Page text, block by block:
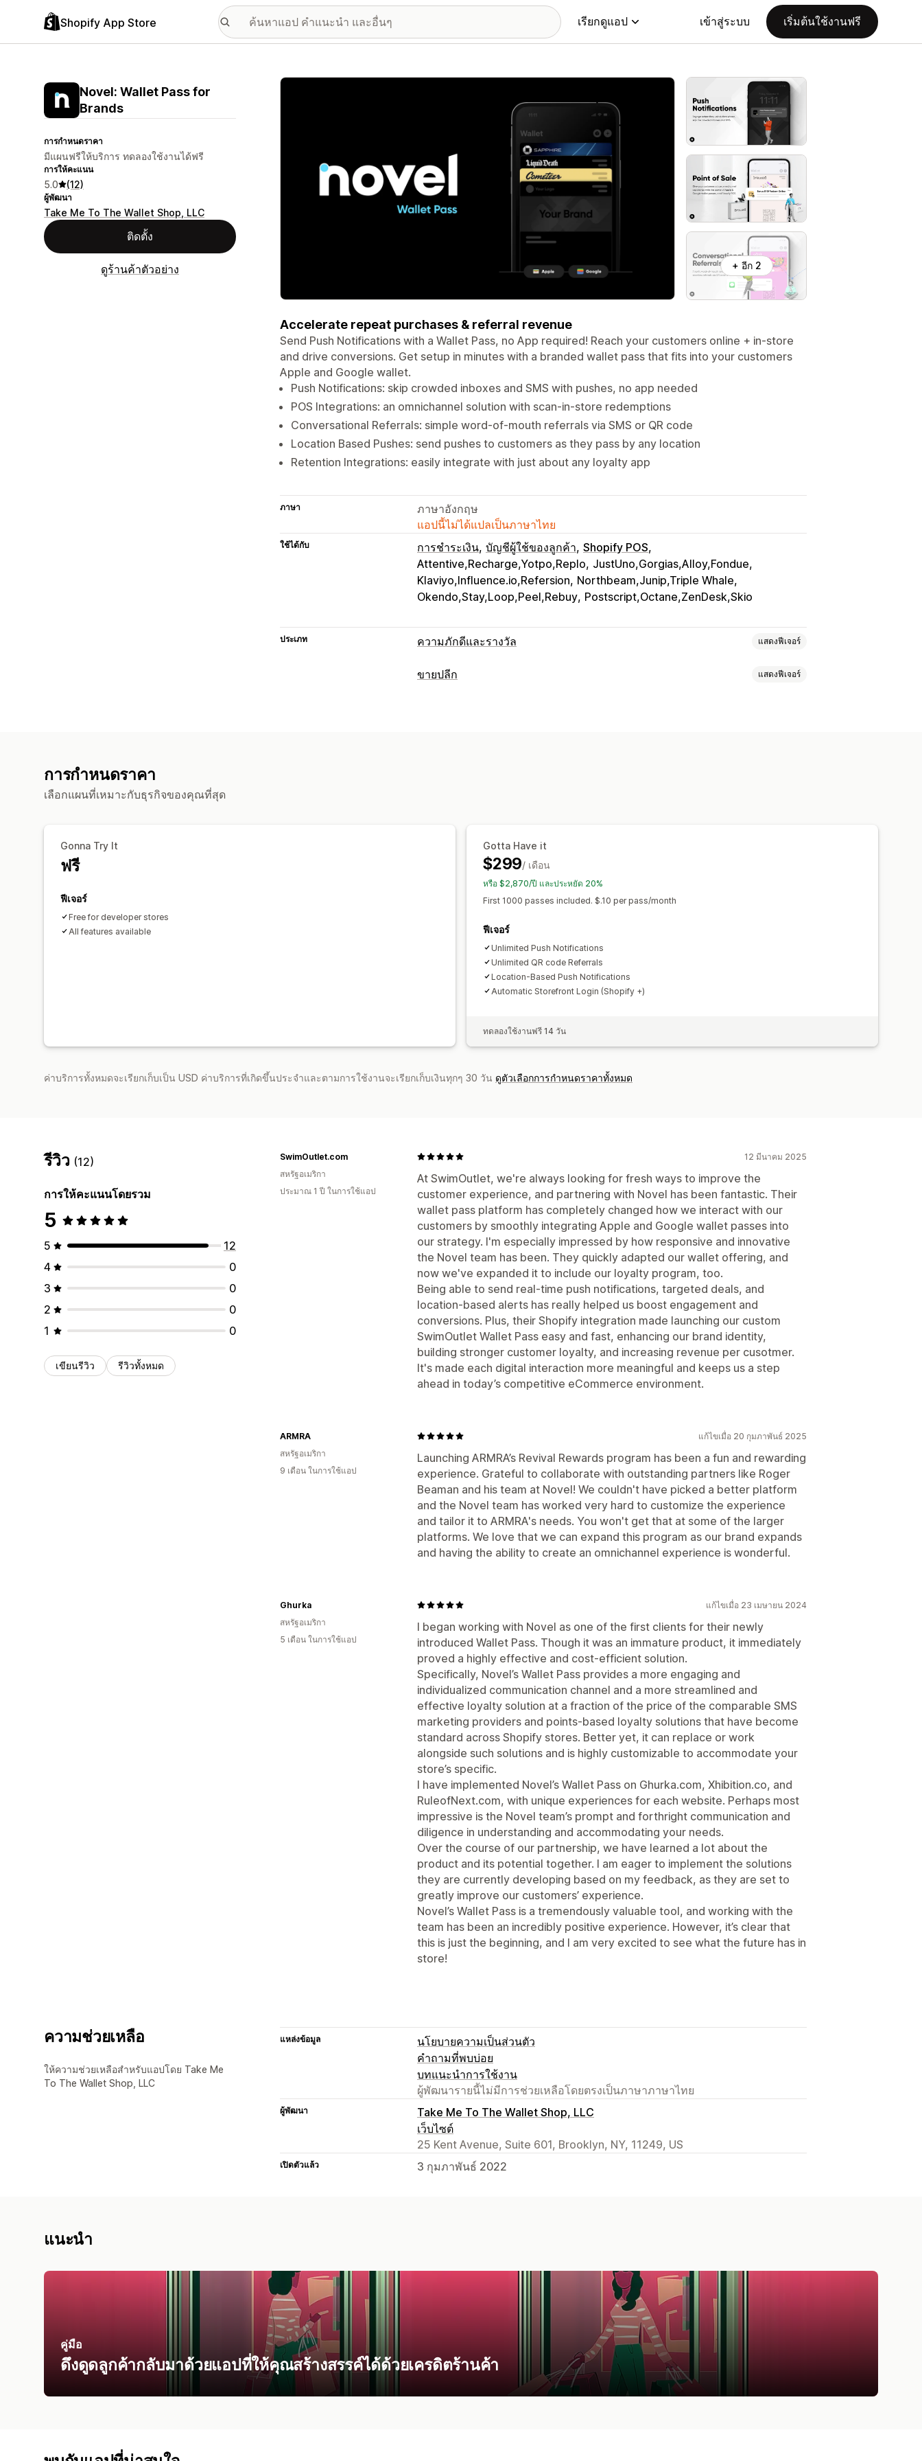
Shopify App Store เรียกดูแอป เข้าสู่ระบบ เริ่มต้นใช้งานฟรี
Novel: Wallet Pass for
Brands
การกำหนดราคา
มีแผนฟรีให้บริการ ทดลองใช้งานได้ฟรี
การให้คะแนน
5.0 (12)
ผู้พัฒนา
Take Me To The Wallet Shop, LLC
ติดตั้ง
ดูร้านค้าตัวอย่าง
แกลเลอรีรูปภาพที่แสดง
+ อีก 2
Accelerate repeat purchases & referral revenue
Send Push Notifications with a Wallet Pass, no App required! Reach your customers online + in-store
and drive conversions. Get setup in minutes with a branded wallet pass that fits into your customers
Apple and Google wallet.
Push Notifications: skip crowded inboxes and SMS with pushes, no app needed
POS Integrations: an omnichannel solution with scan-in-store redemptions
Conversational Referrals: simple word-of-mouth referrals via SMS or QR code
Location Based Pushes: send pushes to customers as they pass by any location
Retention Integrations: easily integrate with just about any loyalty app
ภาษา
ภาษาอังกฤษ
แอปนี้ไม่ได้แปลเป็นภาษาไทย
ใช้ได้กับ การชำระเงิน บัญชีผู้ใช้ของลูกค้า Shopify POS
Attentive,Recharge,Yotpo,Replo JustUno,Gorgias,Alloy,Fondue
Klaviyo,Influence.io,Refersion Northbeam,Junip,Triple Whale
Okendo,Stay,Loop,Peel,Rebuy Postscript,Octane,ZenDesk,Skio
ประเภท ความภักดีและรางวัล แสดงฟีเจอร์
ประเภทโปรแกรม
สิทธิ์การใช้งานพิเศษสำหรับสมาชิก
ขายปลีก แสดงฟีเจอร์
ค่าคอมมิชชันการขาย
การกำหนดราคา
เลือกแผนที่เหมาะกับธุรกิจของคุณที่สุด
Gonna Try It
ฟรี
ฟีเจอร์
Free for developer stores
All features available
Gotta Have it
$299/ เดือน
หรือ $2,870/ปี และประหยัด 20%
First 1000 passes included. $.10 per pass/month
ฟีเจอร์
Unlimited Push Notifications
Unlimited QR code Referrals
Location-Based Push Notifications
Automatic Storefront Login (Shopify +)
ทดลองใช้งานฟรี 14 วัน
ค่าบริการทั้งหมดจะเรียกเก็บเป็น USD ค่าบริการที่เกิดขึ้นประจำและตามการใช้งานจะเรียกเก็บเงินทุกๆ 30 วัน ดูตัวเลือกการกำหนดราคาทั้งหมด
รีวิว (12)
การให้คะแนนโดยรวม
5
5
12
4
0
3
0
2
0
1
0
เขียนรีวิว รีวิวทั้งหมด
12 มีนาคม 2025
At SwimOutlet, we're always looking for fresh ways to improve the
customer experience, and partnering with Novel has been fantastic. Their
wallet pass platform has completely changed how we interact with our
customers by smoothly integrating Apple and Google wallet passes into
our strategy. I'm especially impressed by how responsive and innovative
the Novel team has been. They quickly adapted our wallet offering, and
now we've expanded it to include our loyalty program, too.
Being able to send real-time push notifications, targeted deals, and
location-based alerts has really helped us boost engagement and
conversions. Plus, their Shopify integration made launching our custom
SwimOutlet Wallet Pass easy and fast, enhancing our brand identity,
building stronger customer loyalty, and increasing revenue per cusotmer.
It's made each digital interaction more meaningful and keeps us a step
ahead in today’s competitive eCommerce environment.
SwimOutlet.com
สหรัฐอเมริกา
ประมาณ 1 ปี ในการใช้แอป
แก้ไขเมื่อ 20 กุมภาพันธ์ 2025
Launching ARMRA’s Revival Rewards program has been a fun and rewarding
experience. Grateful to collaborate with outstanding partners like Roger
Beaman and his team at Novel! We couldn't have picked a better platform
and the Novel team has worked very hard to customize the experience
and tailor it to ARMRA's needs. You won't get that at some of the larger
platforms. We love that we can expand this program as our brand expands
and having the ability to create an omnichannel experience is wonderful.
ARMRA
สหรัฐอเมริกา
9 เดือน ในการใช้แอป
แก้ไขเมื่อ 23 เมษายน 2024
I began working with Novel as one of the first clients for their newly
introduced Wallet Pass. Though it was an immature product, it immediately
proved a highly effective and cost-efficient solution.
Specifically, Novel’s Wallet Pass provides a more engaging and
individualized communication channel and a more streamlined and
effective loyalty solution at a fraction of the price of the comparable SMS
marketing providers and points-based loyalty solutions that have become
standard across Shopify stores. Better yet, it can replace or work
alongside such solutions and is highly customizable to accommodate your
store’s specific.
I have implemented Novel’s Wallet Pass on Ghurka.com, Xhibition.co, and
RuleofNext.com, with unique experiences for each website. Perhaps most
impressive is the Novel team’s prompt and forthright communication and
diligence in understanding and accommodating your needs.
Over the course of our partnership, we have learned a lot about the
product and its potential together. I am eager to implement the solutions
they are currently developing based on my feedback, as they are set to
greatly improve our customers’ experience.
Novel’s Wallet Pass is a tremendously valuable tool, and working with the
team has been an incredibly positive experience. However, it’s clear that
this is just the beginning, and I am very excited to see what the future has in
store!
Ghurka
สหรัฐอเมริกา
5 เดือน ในการใช้แอป
ความช่วยเหลือ
ให้ความช่วยเหลือสำหรับแอปโดย Take Me
To The Wallet Shop, LLC
แหล่งข้อมูล
นโยบายความเป็นส่วนตัว
คำถามที่พบบ่อย
บทแนะนำการใช้งาน
ผู้พัฒนารายนี้ไม่มีการช่วยเหลือโดยตรงเป็นภาษาภาษาไทย
ผู้พัฒนา
Take Me To The Wallet Shop, LLC
เว็บไซต์
25 Kent Avenue, Suite 601, Brooklyn, NY, 11249, US
เปิดตัวแล้ว 3 กุมภาพันธ์ 2022
แนะนำ
คู่มือ
ดึงดูดลูกค้ากลับมาด้วยแอปที่ให้คุณสร้างสรรค์ได้ด้วยเครดิตร้านค้า